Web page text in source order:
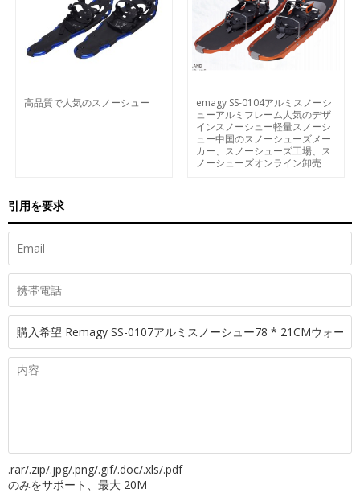
高品質で人気のスノーシュー
emagy SS-0104アルミスノーシ
ューアルミフレーム人気のデザ
インスノーシュー軽量スノーシ
ュー中国のスノーシューズメー
カー、スノーシューズ工場、ス
ノーシューズオンライン卸売
引用を要求
.rar/.zip/.jpg/.png/.gif/.doc/.xls/.pdf
のみをサポート、最大 20M